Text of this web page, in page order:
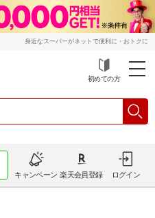
身近なスーパーがネットで便利に・おトクに
初めての方
キャンペーン 楽天会員登録 ログイン